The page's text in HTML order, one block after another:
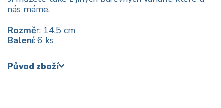
nás máme.
Rozměr: 14,5 cm
Balení: 6 ks
Původ zboží